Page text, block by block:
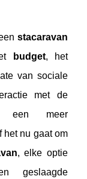
stacaravan
budget, het
van sociale
met de
een meer
het nu gaat om
, elke optie
geslaagde